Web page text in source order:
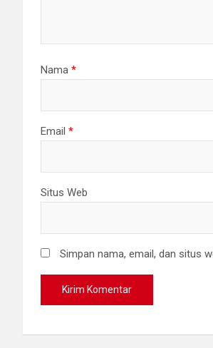
Nama *
Email *
Situs Web
Simpan nama, email, dan situs